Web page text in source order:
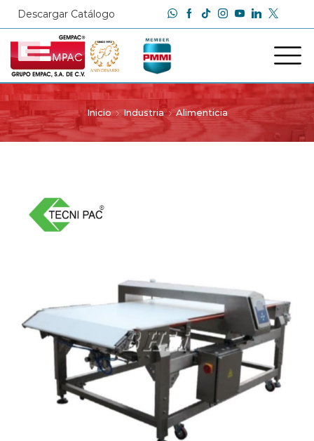
Descargar Catálogo
Inicio Industria Alimenticia